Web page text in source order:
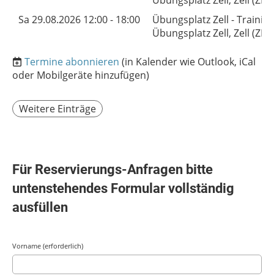
Sa 29.08.2026 12:00 - 18:00
Übungsplatz Zell -
Übungsplatz Zell, Zell (ZH)
Termine abonnieren (in Kalender wie Outlook, iCal
oder Mobilgeräte hinzufügen)
Weitere Einträge
Für Reservierungs-Anfragen bitte
untenstehendes Formular vollständig
ausfüllen
Vorname (erforderlich)